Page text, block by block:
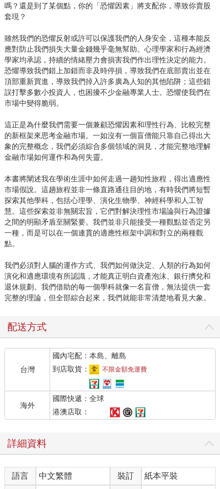
嗎？還是到了某個點，你的「恐懼因素」將支配你，導致你賣股
套現？
雖然我們的恐懼反射或許可以保護我們的人身安全，這種本能反
應對防止我們損失大量金錢幾乎毫無幫助。心理學家和行為經濟
學家均承認，持續的情緒壓力會損害我們作出理性決定的能力。
恐懼導致我們錯上加錯而非及時停損，導致我們在底部賣出並在
頂部重新買進，導致我們掉入許多廣為人知的其他陷阱；這些錯
誤打擊多數小投資人，也困擾不少金融專業人士。恐懼使我們在
市場中變得脆弱。
這正是為什麼我們需要一個兼顧恐懼因素和理性行為、比較完整
的新框架來思考金融市場。一如沒有一個盲僧能只靠自己得出大
象的完整概念，我們必須綜合多個領域的洞見，才能完整地理解
金融市場如何運作和為何失靈。
本書將闡述我在學術生涯中如何走過一趟知性旅程，得出適應性
市場假說。這趟旅程並非一條直路通往目的地，有時我們將短暫
探索其他學科，包括心理學、演化生物學、神經科學和人工智
慧。這些探索並非無關宏旨，它們對解決理性市場論與行為證據
之間的明顯矛盾至關緊要。我們並非只能接受一種觀點並否定另
一種，而是可以在一個連貫的適應性框架中調和對立的兩種觀
點。
我們必須對人腦的運作方式、我們如何做決定、人類的行為如何
演化和適應環境有所認識，才能真正明白資產泡沫、銀行擠兌和
退休規劃。我們借助的每一個學科就像一名盲僧，無法提供一套
完整的理論，但全部綜合起來，我們就能非常清楚地看見大象。
配送方式
台灣
國內宅配：本島、離島
到店取貨：
不限金額免運費
海外
國際快遞：全球
港澳店取：
詳細資料
語言 中文繁體 裝訂
紙本平裝